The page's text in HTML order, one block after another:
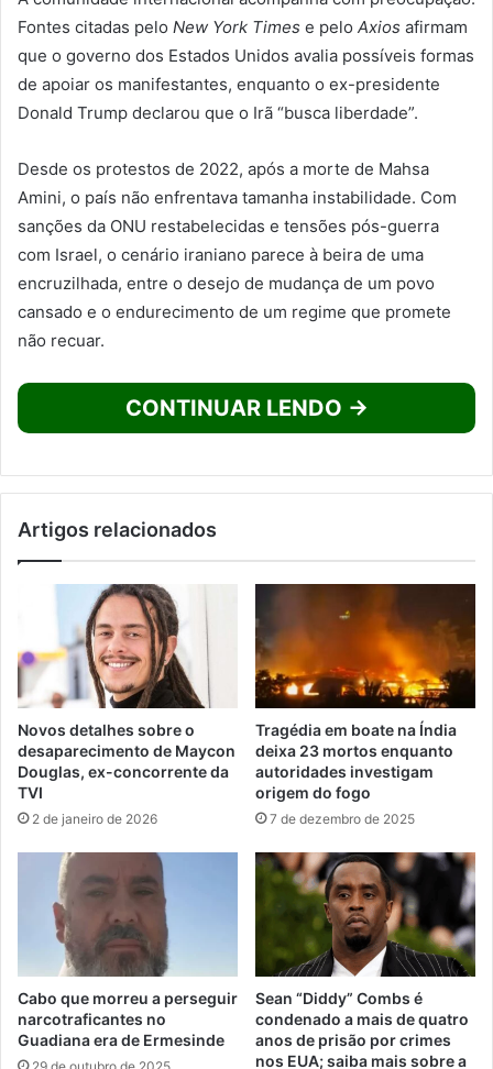
Fontes citadas pelo New York Times e pelo Axios afirmam
que o governo dos Estados Unidos avalia possíveis formas
de apoiar os manifestantes, enquanto o ex-presidente
Donald Trump declarou que o Irã “busca liberdade”.
Desde os protestos de 2022, após a morte de Mahsa
Amini, o país não enfrentava tamanha instabilidade. Com
sanções da ONU restabelecidas e tensões pós-guerra
com Israel, o cenário iraniano parece à beira de uma
encruzilhada, entre o desejo de mudança de um povo
cansado e o endurecimento de um regime que promete
não recuar.
CONTINUAR LENDO →
Artigos relacionados
Novos detalhes sobre o
desaparecimento de Maycon
Douglas, ex-concorrente da
TVI
2 de janeiro de 2026
Tragédia em boate na Índia
deixa 23 mortos enquanto
autoridades investigam
origem do fogo
7 de dezembro de 2025
Cabo que morreu a perseguir
narcotraficantes no
Guadiana era de Ermesinde
Sean “Diddy” Combs é
condenado a mais de quatro
anos de prisão por crimes
nos EUA; saiba mais sobre a